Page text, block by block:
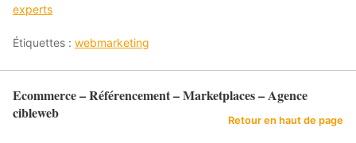
experts
Étiquettes : webmarketing
Ecommerce – Référencement – Marketplaces – Agence
cibleweb
Retour en haut de page